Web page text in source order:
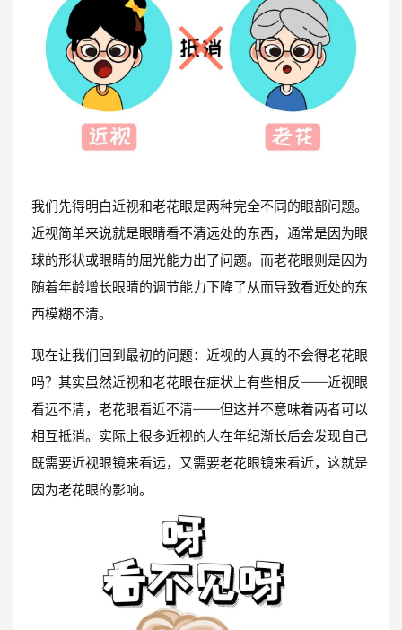
我们先得明白近视和老花眼是两种完全不同的眼部问题。
近视简单来说就是眼睛看不清远处的东西，通常是因为眼
球的形状或眼睛的屈光能力出了问题。而老花眼则是因为
随着年龄增长眼睛的调节能力下降了从而导致看近处的东
西模糊不清。
现在让我们回到最初的问题：近视的人真的不会得老花眼
吗？其实虽然近视和老花眼在症状上有些相反——近视眼
看远不清，老花眼看近不清——但这并不意味着两者可以
相互抵消。实际上很多近视的人在年纪渐长后会发现自己
既需要近视眼镜来看远，又需要老花眼镜来看近，这就是
因为老花眼的影响。